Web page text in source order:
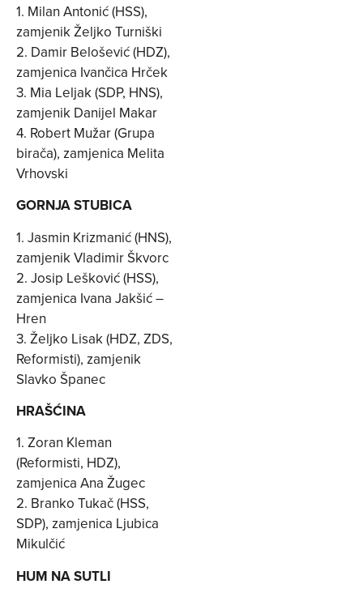
1. Milan Antonić (HSS),
zamjenik Željko Turniški
2. Damir Belošević (HDZ),
zamjenica Ivančica Hrček
3. Mia Leljak (SDP, HNS),
zamjenik Danijel Makar
4. Robert Mužar (Grupa
birača), zamjenica Melita
Vrhovski
GORNJA STUBICA
1. Jasmin Krizmanić (HNS),
zamjenik Vladimir Škvorc
2. Josip Lešković (HSS),
zamjenica Ivana Jakšić –
Hren
3. Željko Lisak (HDZ, ZDS,
Reformisti), zamjenik
Slavko Španec
HRAŠĆINA
1. Zoran Kleman
(Reformisti, HDZ),
zamjenica Ana Žugec
2. Branko Tukač (HSS,
SDP), zamjenica Ljubica
Mikulčić
HUM NA SUTLI